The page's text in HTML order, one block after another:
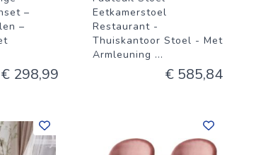
–
–
€ 298,99
Eetkamerstoel
Restaurant -
Thuiskantoor Stoel - Met
Armleuning ...
€ 585,84